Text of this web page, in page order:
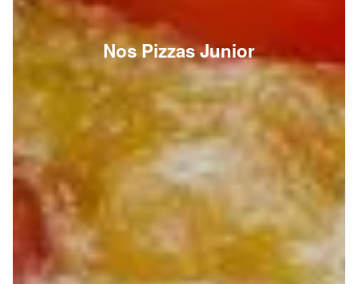
Nos Pizzas Junior